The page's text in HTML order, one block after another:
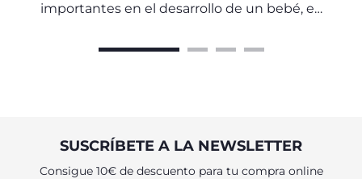
importantes en el desarrollo de un bebé, el
vocalizaciones con las palabras reales
SUSCRÍBETE A LA NEWSLETTER
Consigue 10€ de descuento para tu compra online